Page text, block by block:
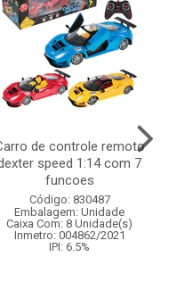
de controle remoto
speed 1:14 com 7
funcoes
Código: 830487
Embalagem: Unidade
Caixa Com: 8 Unidade(s)
Inmetro: 004862/2021
IPI: 6.5%